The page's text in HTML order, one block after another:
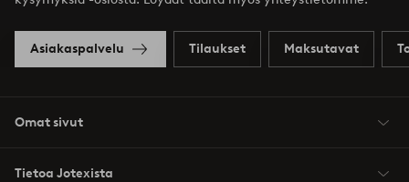
Asiakaspalvelu Tilaukset Maksutavat
Omat sivut
Tietoa Jotexista